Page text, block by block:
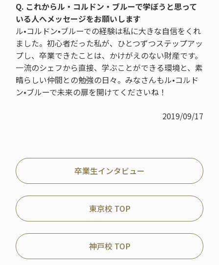
Q. これからル・コルドン・ブルーで学ぼうと思って
いる人へメッセージをお願いします
ル•コルドン•ブルーでの経験は私に大きな自信をくれ
ました。初心者だった私が、ひとつずつステップアッ
プし、卒業できたことは、かけがえのない財産です。
一流のシェフから直接、学ぶことができる環境と、素
晴らしい仲間との勉強の日々。みなさんもル•コルド
ン•ブルーで未来の扉を開けてくださいね！
2019/09/17
卒業生インタビュー
東京校 TOP
神戸校 TOP